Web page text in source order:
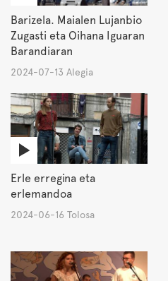
Barizela. Maialen Lujanbio
Zugasti eta Oihana Iguaran
Barandiaran
2024-07-13 Alegia
Erle erregina eta
erlemandoa
2024-06-16 Tolosa